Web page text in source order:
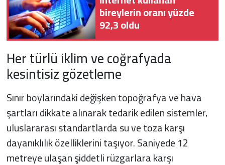
bireylerin oranı yüzde
92,3 oldu
Her türlü iklim ve coğrafyada
kesintisiz gözetleme
Sınır boylarındaki değişken topoğrafya ve hava
şartları dikkate alınarak tedarik edilen sistemler,
uluslararası standartlarda su ve toza karşı
dayanıklılık özelliklerini taşıyor. Saniyede 12
metreye ulaşan şiddetli rüzgarlara karşı